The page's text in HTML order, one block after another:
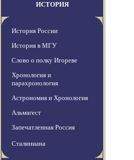
ИСТОРИЯ
История России
История в МГУ
Слово о полку Игореве
Хронология и
парахронология
Астрономия и Хронология
Альмагест
Запечатленная Россия
Сталиниана